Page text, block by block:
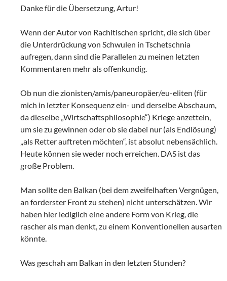
Danke für die Übersetzung, Artur!
Wenn der Autor von Rachitischen spricht, die sich über
die Unterdrückung von Schwulen in Tschetschnia
aufregen, dann sind die Parallelen zu meinen letzten
Kommentaren mehr als offenkundig.
Ob nun die zionisten/amis/paneuropäer/eu-eliten (für
mich in letzter Konsequenz ein- und derselbe Abschaum,
da dieselbe „Wirtschaftsphilosophie“) Kriege anzetteln,
um sie zu gewinnen oder ob sie dabei nur (als Endlösung)
„als Retter auftreten möchten“, ist absolut nebensächlich.
Heute können sie weder noch erreichen. DAS ist das
große Problem.
Man sollte den Balkan (bei dem zweifelhaften Vergnügen,
an forderster Front zu stehen) nicht unterschätzen. Wir
haben hier lediglich eine andere Form von Krieg, die
rascher als man denkt, zu einem Konventionellen ausarten
könnte.
Was geschah am Balkan in den letzten Stunden?